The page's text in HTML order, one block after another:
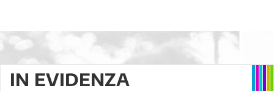
IN EVIDENZA